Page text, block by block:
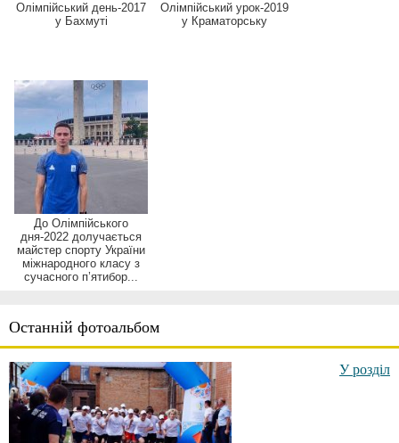
Останній фотоальбом
У розділ
Олімпійський день-2017
у Бахмуті
Олімпійський урок-2019
у Краматорську
До Олімпійського
дня-2022 долучається
майстер спорту України
міжнародного класу з
сучасного п’ятибор...